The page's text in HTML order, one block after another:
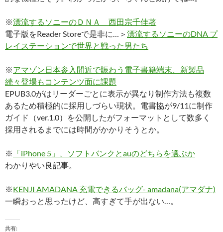
※漂流するソニーのＤＮＡ 西田宗千佳著
電子版をReader Storeで是非に…＞ 漂流するソニーのDNA プ
レイステーションで世界と戦った男たち
※アマゾン日本参入間近で賑わう電子書籍端末、新製品
続々登場もコンテンツ面に課題
EPUB3.0がはリーダーごとに表示が異なり制作方法も複数
あるため積極的に採用しづらい現状。電書協が9/11に制作
ガイド（ver.1.0）を公開したがフォーマットとして数多く
採用されるまでには時間がかかりそうとか。
※ 「iPhone 5」、ソフトバンクとauのどちらを選ぶか
わかりやい良記事。
※KENJI AMADANA 充電できるバッグ- amadana(アマダナ)
一瞬おっと思ったけど、高すぎて手が出ない…。
共有: